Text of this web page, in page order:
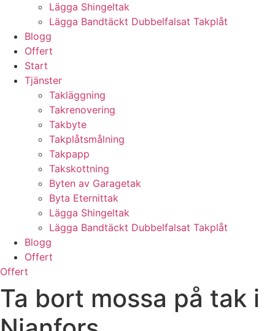
Lägga Shingeltak
Lägga Bandtäckt Dubbelfalsat Takplåt
Blogg
Offert
Start
Tjänster
Takläggning
Takrenovering
Takbyte
Takplåtsmålning
Takpapp
Takskottning
Byten av Garagetak
Byta Eternittak
Lägga Shingeltak
Lägga Bandtäckt Dubbelfalsat Takplåt
Blogg
Offert
Offert
Ta bort mossa på tak i